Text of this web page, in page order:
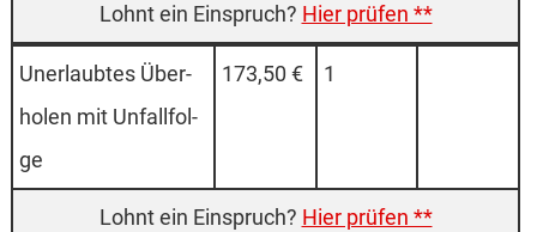
Hier prüfen **
Un­er­laub­tes Über­
ho­len mit Un­fall­fol­
ge
173,50 € 1
Hier prüfen **